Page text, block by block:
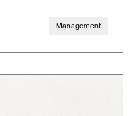
Management